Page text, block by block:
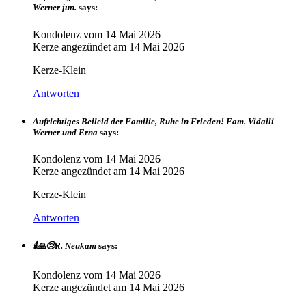
Werner jun. says:
Kondolenz vom 14 Mai 2026
Kerze angezündet am 14 Mai 2026
Kerze-Klein
Antworten
Aufrichtiges Beileid der Familie, Ruhe in Frieden! Fam. Vidalli
Werner und Erna says:
Kondolenz vom 14 Mai 2026
Kerze angezündet am 14 Mai 2026
Kerze-Klein
Antworten
🕯️🙏😢R. Neukam says:
Kondolenz vom 14 Mai 2026
Kerze angezündet am 14 Mai 2026